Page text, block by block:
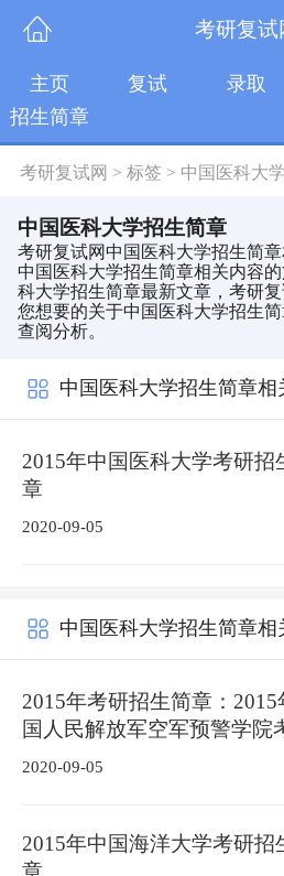
考研复试
主页 复试 录取
招生简章
考研复试网 > 标签 > 中国医科大
中国医科大学招生简章
考研复试网中国医科大学招生简
中国医科大学招生简章相关内容
科大学招生简章最新文章，考研
您想要的关于中国医科大学招生
查阅分析。
中国医科大学招生简章相
2015年中国医科大学考研招
章
2020-09-05
中国医科大学招生简章相
2015年考研招生简章：2015
国人民解放军空军预警学院
招生简章
2020-09-05
2015年中国海洋大学考研招
章